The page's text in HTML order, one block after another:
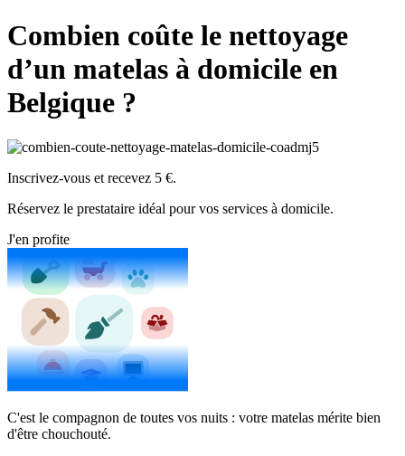
Combien coûte le nettoyage
d’un matelas à domicile en
Belgique ?
Inscrivez-vous et recevez 5 €.
Réservez le prestataire idéal pour vos services à domicile.
J'en profite
C'est le compagnon de toutes vos nuits : votre matelas mérite bien
d'être chouchouté.